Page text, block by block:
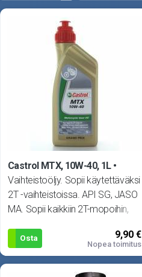
Castrol MTX, 10W-40, 1L
Vaihteistoöljy. Sopii käytettäväksi
2T -vaihteistoissa. API SG, JASO
MA. Sopii kaikkiin 2T-mopoihin,
Osta 9,90 €
Nopea toimitus